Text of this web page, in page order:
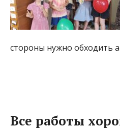
стороны нужно обходить
Все работы